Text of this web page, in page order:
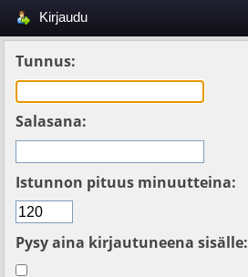
Kirjaudu
Tunnus:
Salasana:
Istunnon pituus minuutteina:
Pysy aina kirjautuneena sisälle: